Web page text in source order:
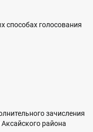
способах голосования
зачисления
района